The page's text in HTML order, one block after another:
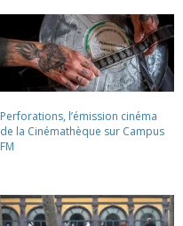
Perforations, l’émission cinéma
de la Cinémathèque sur Campus
FM